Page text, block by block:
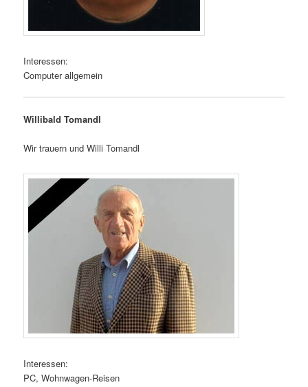
Interessen:
Computer allgemein
Willibald Tomandl
Wir trauern und Willi Tomandl
Interessen:
PC, Wohnwagen-Reisen